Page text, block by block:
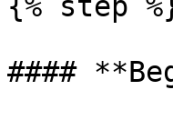
####